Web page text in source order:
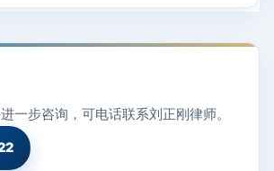
一步咨询，可电话联系刘正刚律师。